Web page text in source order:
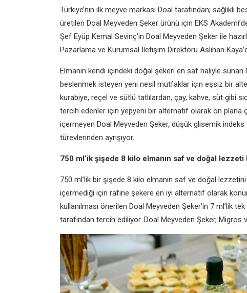
Türkiye’nin ilk meyve markası Doal tarafından;
üretilen Doal Meyveden Şeker ürünü için EKS
Şef Eyüp Kemal Sevinç’in Doal Meyveden Şeker ile
Pazarlama ve Kurumsal İletişim Direktörü Aslıhan
Elmanın kendi içindeki doğal şekeri en saf haliyle
beslenmek isteyen yeni nesil mutfaklar için eşsiz bir
kurabiye, reçel ve sütlü tatlılardan, çay, kahve, süt gibi
tercih edenler için yepyeni bir alternatif olarak ön plana
içermeyen Doal Meyveden Şeker, düşük glisemik
türevlerinden ayrışıyor.
750 ml’ik şişede 8 kilo elmanın saf ve doğal
750 ml’lik bir şişede 8 kilo elmanın saf ve doğal
içermediği için rafine şekere en iyi alternatif olarak
kullanılması önerilen Doal Meyveden Şeker’in 7 ml’lik
tarafından tercih ediliyor. Doal Meyveden Şeker, Migros